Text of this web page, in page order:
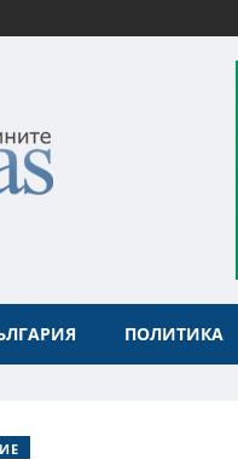
ПОЛИТИКА